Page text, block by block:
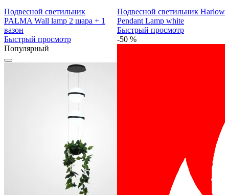
Подвесной светильник
PALMA Wall lamp 2 шара + 1
вазон
Быстрый просмотр
Популярный
Подвесной светильник Harlow
Pendant Lamp white
Быстрый просмотр
-50 %